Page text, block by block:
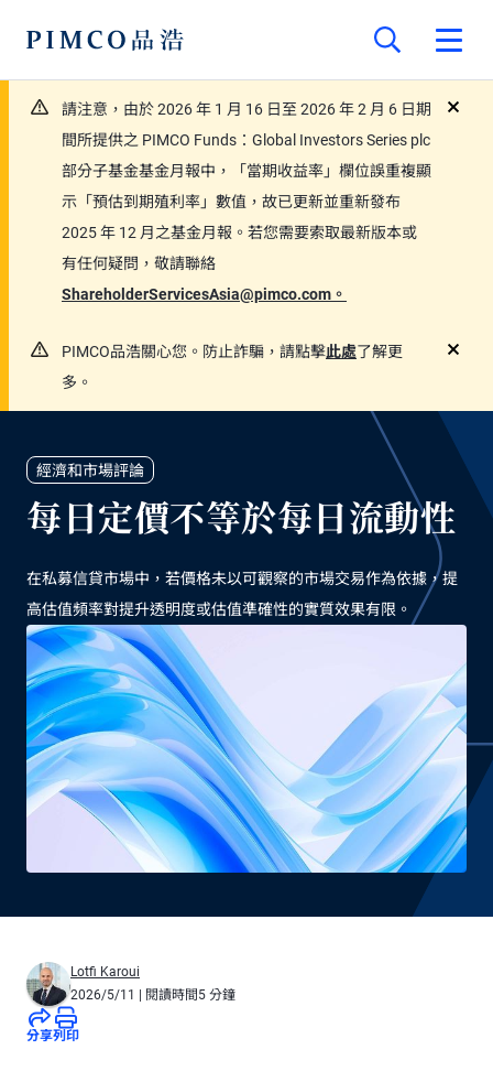
請注意，由於 2026 年 1 月 16 日至 2026 年 2 月 6 日期
間所提供之 PIMCO Funds：Global Investors Series plc
部分子基金基金月報中，「當期收益率」欄位誤重複顯
示「預估到期殖利率」數值，故已更新並重新發布
2025 年 12 月之基金月報。若您需要索取最新版本或
有任何疑問，敬請聯絡
ShareholderServicesAsia@pimco.com。
PIMCO品浩關心您。防止詐騙，請點擊此處了解更
多。
經濟和市場評論
每日定價不等於每日流動性
在私募信貸市場中，若價格未以可觀察的市場交易作為依據，提
高估值頻率對提升透明度或估值準確性的實質效果有限。
Lotfi Karoui
2026/5/11
| 閱讀時間5 分鐘
分享列印